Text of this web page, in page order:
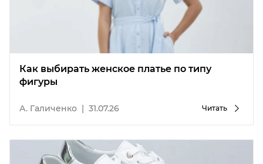
Как выбирать женское платье по типу
фигуры
А. Галиченко | 31.07.26 Читать